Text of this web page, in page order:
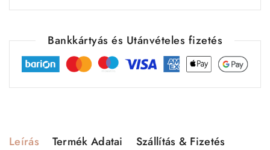
Bankkártyás és Utánvételes fizetés
Leírás Termék Adatai Szállítás & Fizetés